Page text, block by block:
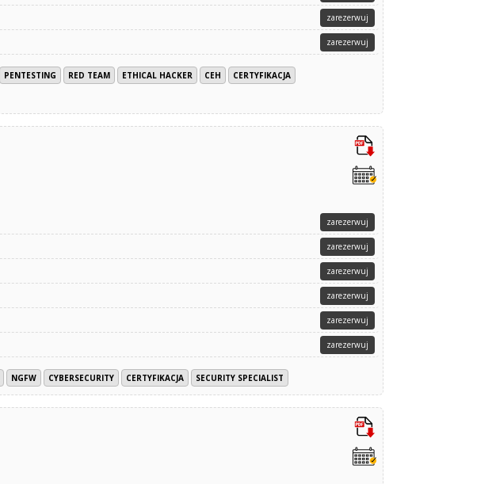
zarezerwuj
zarezerwuj
PENTESTING RED TEAM ETHICAL HACKER CEH
CERTYFIKACJA
zarezerwuj
zarezerwuj
zarezerwuj
zarezerwuj
zarezerwuj
zarezerwuj
NGFW CYBERSECURITY CERTYFIKACJA SECURITY SPECIALIST